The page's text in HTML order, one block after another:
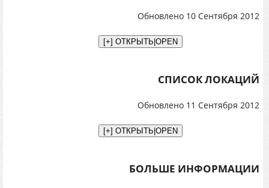
Обновлено 10 Сентября 2012
СПИСОК ЛОКАЦИЙ
Обновлено 11 Сентября 2012
БОЛЬШЕ ИНФОРМАЦИИ